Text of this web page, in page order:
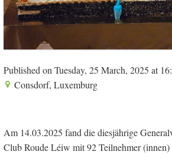
Published on Tuesday, 25 March, 2025 at
Consdorf, Luxemburg
Am 14.03.2025 fand die diesjährige
Club Roude Léiw mit 92 Teilnehmer